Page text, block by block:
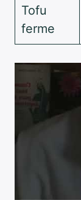
Tofu
ferme